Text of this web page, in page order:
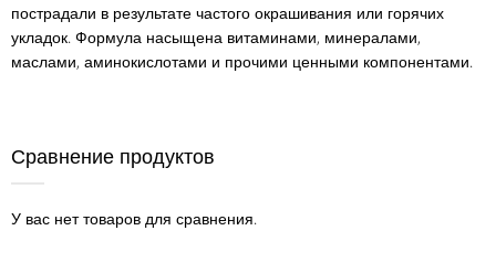
пострадали в результате частого окрашивания или горячих
укладок. Формула насыщена витаминами, минералами,
маслами, аминокислотами и прочими ценными компонентами.
Сравнение продуктов
У вас нет товаров для сравнения.